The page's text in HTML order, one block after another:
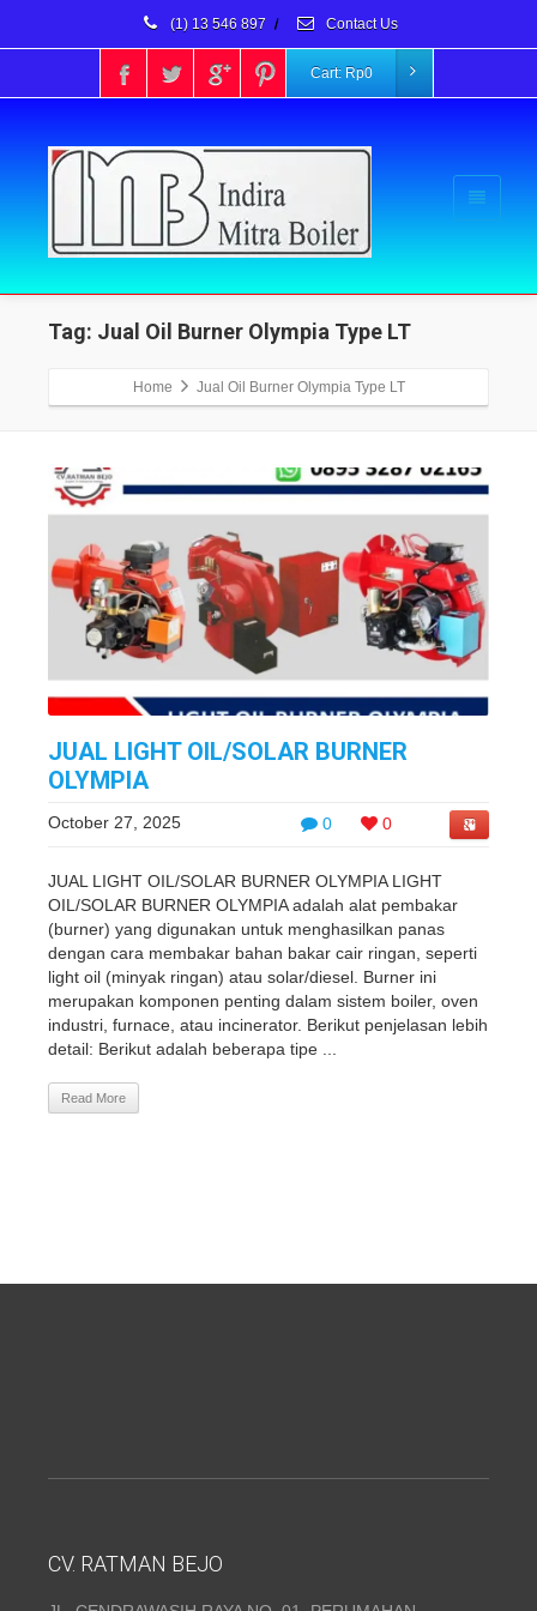
(1) 13 546 897 / Contact Us
Cart: Rp0
Tag: Jual Oil Burner Olympia Type LT
Home Jual Oil Burner Olympia Type LT
JUAL LIGHT OIL/SOLAR BURNER
OLYMPIA
0 0
October 27, 2025
JUAL LIGHT OIL/SOLAR BURNER OLYMPIA LIGHT
OIL/SOLAR BURNER OLYMPIA adalah alat pembakar
(burner) yang digunakan untuk menghasilkan panas
dengan cara membakar bahan bakar cair ringan, seperti
light oil (minyak ringan) atau solar/diesel. Burner ini
merupakan komponen penting dalam sistem boiler, oven
industri, furnace, atau incinerator. Berikut penjelasan lebih
detail: Berikut adalah beberapa tipe ...
Read More
CV. RATMAN BEJO